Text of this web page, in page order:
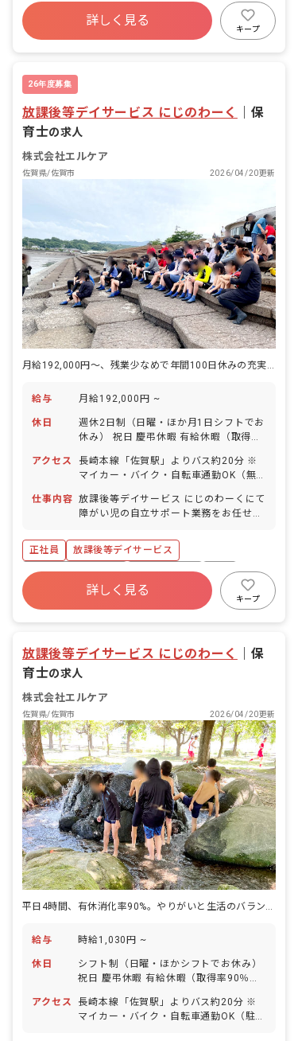
詳しく見る
キープ
26年度募集
放課後等デイサービス にじのわーく
保
育士の求人
株式会社エルケア
佐賀県/佐賀市 2026/04/20更新
給与 月給192,000円 ~
休日
週休2日制（日曜・ほか月1日シフトでお
休み） 祝日 慶弔休暇 有給休暇（取得率
年始休暇（12/28～1/3） 新型コロナに
関するお休み 産前産後・育児休暇（取得
率・復帰率ともに100％） 介護・看護休
暇 ※年間休日100日（有休は別途付与）
アクセス
長崎本線「佐賀駅」よりバス約20分 ※
マイカー・バイク・自転車通勤OK（無
仕事内容 放課後等デイサービス にじのわーくにて
障がい児の自立サポート業務をお任せし
や勉強等 ・送迎業務（最初は軽自動車か
ら／慣れてきたら大型車の運転もあり）
正社員
放課後等デイサービス
ボーナス・賞与あり
社会保険完備
福利厚生充実
退職金制度
残業少なめ
詳しく見る
キープ
放課後等デイサービス にじのわーく
保
育士の求人
株式会社エルケア
佐賀県/佐賀市 2026/04/20更新
給与 時給1,030円 ~
休日
シフト制（日曜・ほかシフトでお休み）
祝日 慶弔休暇 有給休暇（取得率90％）
間） 新型コロナに関するお休み 産前産
後・育児休暇（取得率・復帰率ともに
アクセス
長崎本線「佐賀駅」よりバス約20分 ※
マイカー・バイク・自転車通勤OK（駐車